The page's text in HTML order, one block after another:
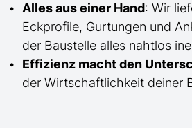
Alles aus einer Hand: Wir
Eckprofile, Gurtungen und
der Baustelle alles nahtlos
Effizienz macht den
der Wirtschaftlichkeit deiner